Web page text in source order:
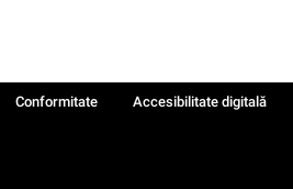
Conformitate
Accesibilitate digitală